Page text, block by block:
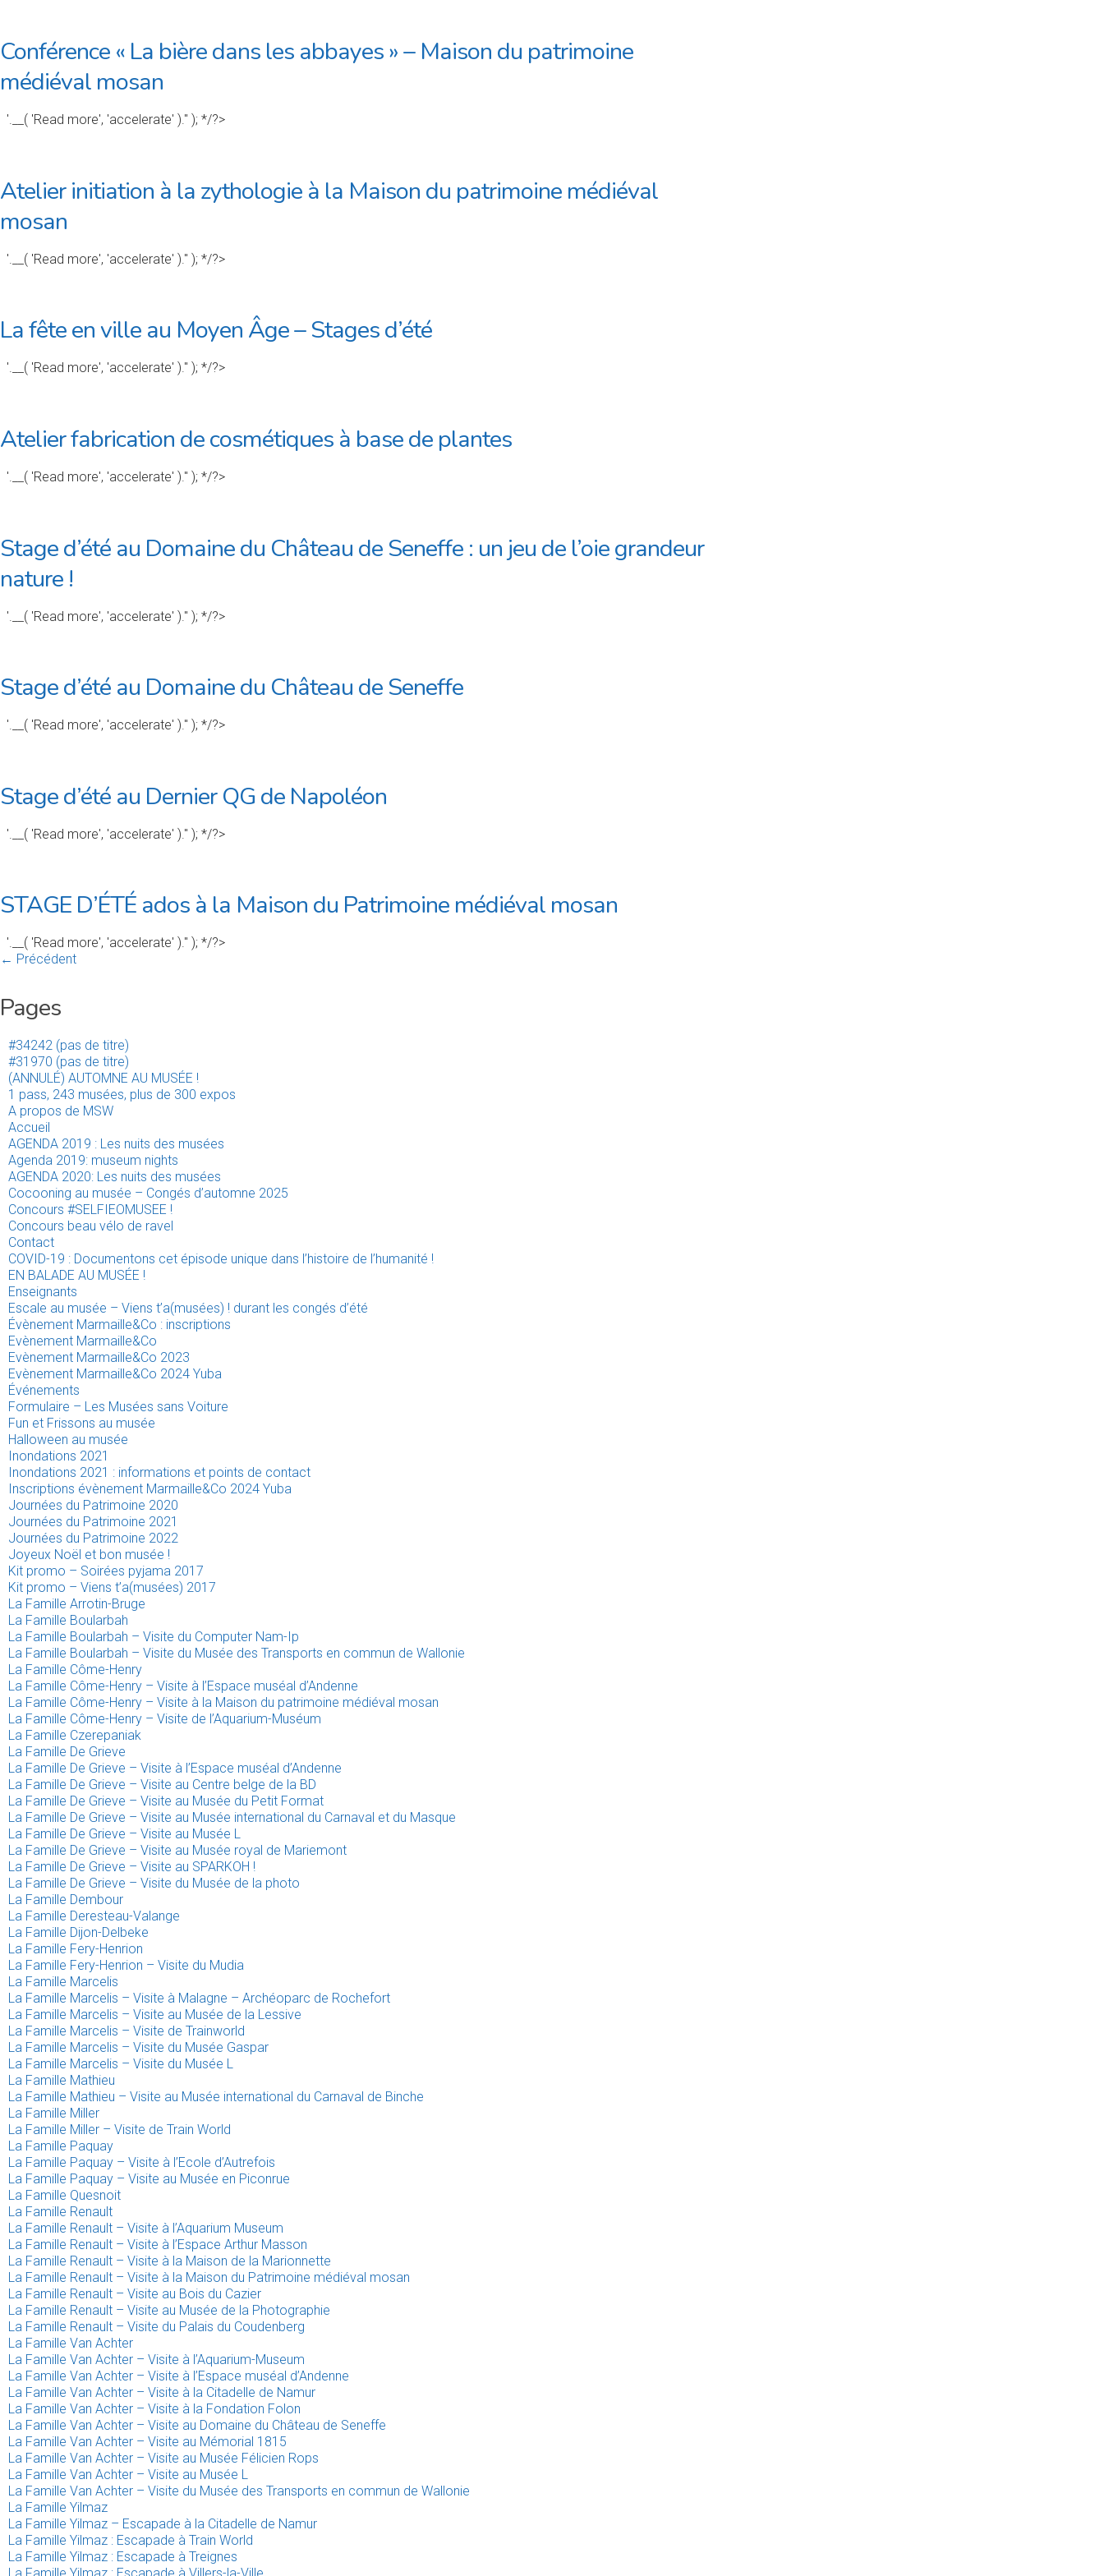
Conférence « La bière dans les abbayes » – Maison du patrimoine
médiéval mosan
'.__( 'Read more', 'accelerate' ).'' ); */?>
Atelier initiation à la zythologie à la Maison du patrimoine médiéval
mosan
'.__( 'Read more', 'accelerate' ).'' ); */?>
La fête en ville au Moyen Âge – Stages d’été
'.__( 'Read more', 'accelerate' ).'' ); */?>
Atelier fabrication de cosmétiques à base de plantes
'.__( 'Read more', 'accelerate' ).'' ); */?>
Stage d’été au Domaine du Château de Seneffe : un jeu de l’oie grandeur
nature !
'.__( 'Read more', 'accelerate' ).'' ); */?>
Stage d’été au Domaine du Château de Seneffe
'.__( 'Read more', 'accelerate' ).'' ); */?>
Stage d’été au Dernier QG de Napoléon
'.__( 'Read more', 'accelerate' ).'' ); */?>
STAGE D’ÉTÉ ados à la Maison du Patrimoine médiéval mosan
'.__( 'Read more', 'accelerate' ).'' ); */?>
← Précédent
Pages
#34242 (pas de titre)
#31970 (pas de titre)
(ANNULÉ) AUTOMNE AU MUSÉE !
1 pass, 243 musées, plus de 300 expos
A propos de MSW
Accueil
AGENDA 2019 : Les nuits des musées
Agenda 2019: museum nights
AGENDA 2020: Les nuits des musées
Cocooning au musée – Congés d’automne 2025
Concours #SELFIEOMUSEE !
Concours beau vélo de ravel
Contact
COVID-19 : Documentons cet épisode unique dans l’histoire de l’humanité !
EN BALADE AU MUSÉE !
Enseignants
Escale au musée – Viens t’a(musées) ! durant les congés d’été
Évènement Marmaille&Co : inscriptions
Evènement Marmaille&Co
Evènement Marmaille&Co 2023
Evènement Marmaille&Co 2024 Yuba
Événements
Formulaire – Les Musées sans Voiture
Fun et Frissons au musée
Halloween au musée
Inondations 2021
Inondations 2021 : informations et points de contact
Inscriptions évènement Marmaille&Co 2024 Yuba
Journées du Patrimoine 2020
Journées du Patrimoine 2021
Journées du Patrimoine 2022
Joyeux Noël et bon musée !
Kit promo – Soirées pyjama 2017
Kit promo – Viens t’a(musées) 2017
La Famille Arrotin-Bruge
La Famille Boularbah
La Famille Boularbah – Visite du Computer Nam-Ip
La Famille Boularbah – Visite du Musée des Transports en commun de Wallonie
La Famille Côme-Henry
La Famille Côme-Henry – Visite à l’Espace muséal d’Andenne
La Famille Côme-Henry – Visite à la Maison du patrimoine médiéval mosan
La Famille Côme-Henry – Visite de l’Aquarium-Muséum
La Famille Czerepaniak
La Famille De Grieve
La Famille De Grieve – Visite à l’Espace muséal d’Andenne
La Famille De Grieve – Visite au Centre belge de la BD
La Famille De Grieve – Visite au Musée du Petit Format
La Famille De Grieve – Visite au Musée international du Carnaval et du Masque
La Famille De Grieve – Visite au Musée L
La Famille De Grieve – Visite au Musée royal de Mariemont
La Famille De Grieve – Visite au SPARKOH !
La Famille De Grieve – Visite du Musée de la photo
La Famille Dembour
La Famille Deresteau-Valange
La Famille Dijon-Delbeke
La Famille Fery-Henrion
La Famille Fery-Henrion – Visite du Mudia
La Famille Marcelis
La Famille Marcelis – Visite à Malagne – Archéoparc de Rochefort
La Famille Marcelis – Visite au Musée de la Lessive
La Famille Marcelis – Visite de Trainworld
La Famille Marcelis – Visite du Musée Gaspar
La Famille Marcelis – Visite du Musée L
La Famille Mathieu
La Famille Mathieu – Visite au Musée international du Carnaval de Binche
La Famille Miller
La Famille Miller – Visite de Train World
La Famille Paquay
La Famille Paquay – Visite à l’Ecole d’Autrefois
La Famille Paquay – Visite au Musée en Piconrue
La Famille Quesnoit
La Famille Renault
La Famille Renault – Visite à l’Aquarium Museum
La Famille Renault – Visite à l’Espace Arthur Masson
La Famille Renault – Visite à la Maison de la Marionnette
La Famille Renault – Visite à la Maison du Patrimoine médiéval mosan
La Famille Renault – Visite au Bois du Cazier
La Famille Renault – Visite au Musée de la Photographie
La Famille Renault – Visite du Palais du Coudenberg
La Famille Van Achter
La Famille Van Achter – Visite à l’Aquarium-Museum
La Famille Van Achter – Visite à l’Espace muséal d’Andenne
La Famille Van Achter – Visite à la Citadelle de Namur
La Famille Van Achter – Visite à la Fondation Folon
La Famille Van Achter – Visite au Domaine du Château de Seneffe
La Famille Van Achter – Visite au Mémorial 1815
La Famille Van Achter – Visite au Musée Félicien Rops
La Famille Van Achter – Visite au Musée L
La Famille Van Achter – Visite du Musée des Transports en commun de Wallonie
La Famille Yilmaz
La Famille Yilmaz – Escapade à la Citadelle de Namur
La Famille Yilmaz : Escapade à Train World
La Famille Yilmaz : Escapade à Treignes